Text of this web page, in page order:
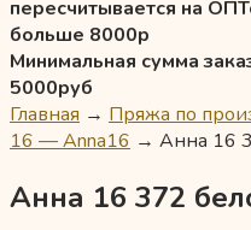
пересчитывается на
больше 8000р
Минимальная сумма
5000руб
Главная → Пряжа по
16 — Anna16 → Анна 16
Анна 16 372